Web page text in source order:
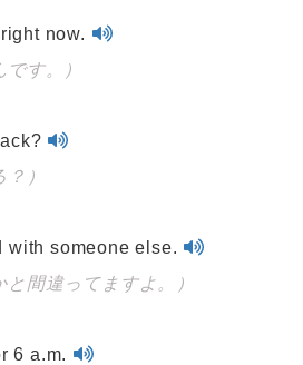
now.
す。）
）
with someone else.
と間違ってますよ。）
6 a.m.